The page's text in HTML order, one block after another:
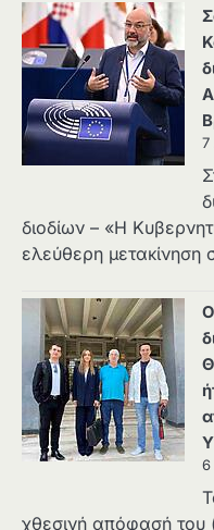
7
διοδίων – «Η
ελεύθερη μετακίνηση
6
χθεσινή απόφασή